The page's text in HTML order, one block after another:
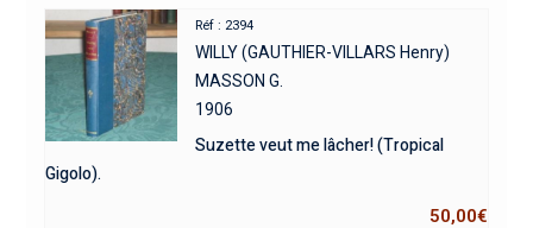
Réf : 2394
WILLY (GAUTHIER-VILLARS Henry)
MASSON G.
1906
Suzette veut me lâcher! (Tropical
Gigolo).
50,00€